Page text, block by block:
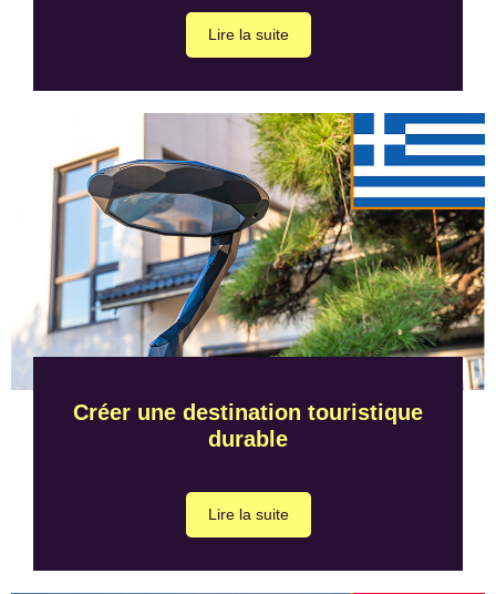
Lire la suite
Créer une destination touristique
durable
Lire la suite